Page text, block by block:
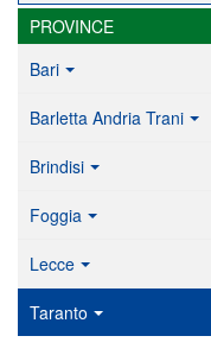
PROVINCE
Bari
Barletta Andria Trani
Brindisi
Foggia
Lecce
Taranto